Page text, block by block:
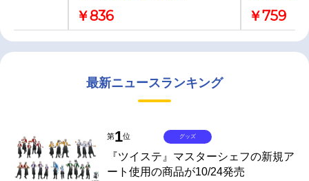
￥836 ￥759
最新ニュースランキング
第1位
『ツイステ』マスターシェフの新規ア
ート使用の商品が10/24発売
グッズ